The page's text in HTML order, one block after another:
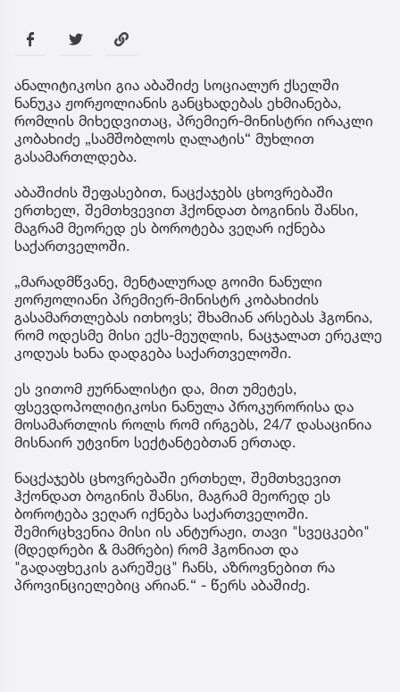
ანალიტიკოსი გია აბაშიძე სოციალურ ქსელში
ნანუკა ჟორჟოლიანის განცხადებას ეხმიანება,
რომლის მიხედვითაც, პრემიერ-მინისტრი ირაკლი
კობახიძე „სამშობლოს ღალატის“ მუხლით
გასამართლდება.
აბაშიძის შეფასებით, ნაცქაჯებს ცხოვრებაში
ერთხელ, შემთხვევით ჰქონდათ ბოგინის შანსი,
მაგრამ მეორედ ეს ბოროტება ვეღარ იქნება
საქართველოში.
„მარადმწვანე, მენტალურად გოიმი ნანული
ჟორჟოლიანი პრემიერ-მინისტრ კობახიძის
გასამართლებას ითხოვს; შხამიან არსებას ჰგონია,
რომ ოდესმე მისი ექს-მეუღლის, ნაცჯალათ ერეკლე
კოდუას ხანა დადგება საქართველოში.
ეს ვითომ ჟურნალისტი და, მით უმეტეს,
ფსევდოპოლიტიკოსი ნანულა პროკურორისა და
მოსამართლის როლს რომ ირგებს, 24/7 დასაცინია
მისნაირ უტვინო სექტანტებთან ერთად.
ნაცქაჯებს ცხოვრებაში ერთხელ, შემთხვევით
ჰქონდათ ბოგინის შანსი, მაგრამ მეორედ ეს
ბოროტება ვეღარ იქნება საქართველოში.
შემირცხვენია მისი ის ანტურაჟი, თავი "სვეცკები"
(მდედრები & მამრები) რომ ჰგონიათ და
"გადაფხეკის გარეშეც" ჩანს, აზროვნებით რა
პროვინციელებიც არიან.“ - წერს აბაშიძე.